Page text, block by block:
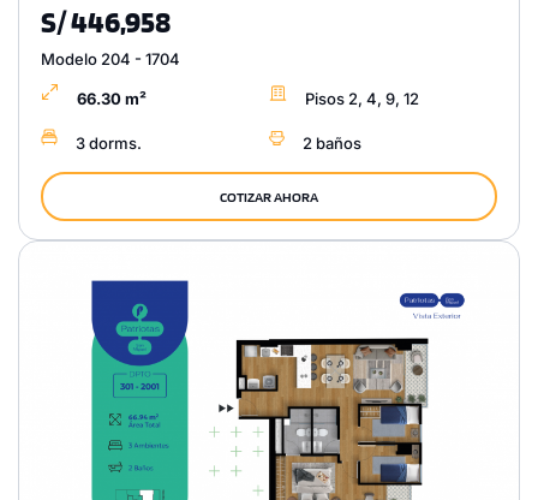
S/ 446,958
Modelo 204 - 1704
66.30 m² Pisos 2, 4, 9, 12
3 dorms. 2 baños
COTIZAR AHORA